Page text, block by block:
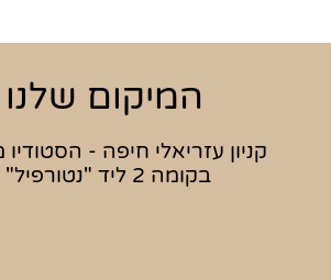
המיקום שלנו
קניון עזריאלי חיפה -
בקומה 2 ליד "נטורפיל" ​